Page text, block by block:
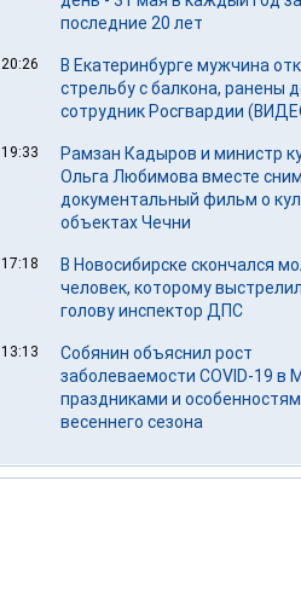
последние 20 лет
20:26
В Екатеринбурге мужчина
стрельбу с балкона, ранены
сотрудник Росгвардии
19:33
Рамзан Кадыров и министр
Ольга Любимова вместе
документальный фильм о
объектах Чечни
17:18
В Новосибирске скончался
человек, которому
голову инспектор ДПС
13:13
Собянин объяснил рост
заболеваемости COVID-19 в
праздниками и
весеннего сезона